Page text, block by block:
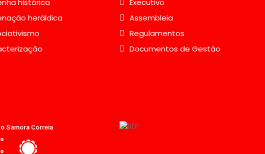
histórica
heráldica
Executivo
Assembleia
Regulamentos
Documentos de Gestão